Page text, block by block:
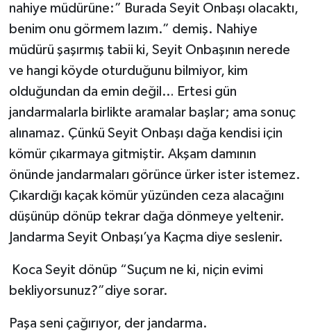
nahiye müdürüne:” Burada Seyit Onbaşı olacaktı,
benim onu görmem lazım.” demiş. Nahiye
müdürü şaşırmış tabii ki, Seyit Onbaşının nerede
ve hangi köyde oturduğunu bilmiyor, kim
olduğundan da emin değil… Ertesi gün
jandarmalarla birlikte aramalar başlar; ama sonuç
alınamaz. Çünkü Seyit Onbaşı dağa kendisi için
kömür çıkarmaya gitmiştir. Akşam damının
önünde jandarmaları görünce ürker ister istemez.
Çıkardığı kaçak kömür yüzünden ceza alacağını
düşünüp dönüp tekrar dağa dönmeye yeltenir.
Jandarma Seyit Onbaşı’ya Kaçma diye seslenir.
Koca Seyit dönüp “Suçum ne ki, niçin evimi
bekliyorsunuz?”diye sorar.
Paşa seni çağırıyor, der jandarma.